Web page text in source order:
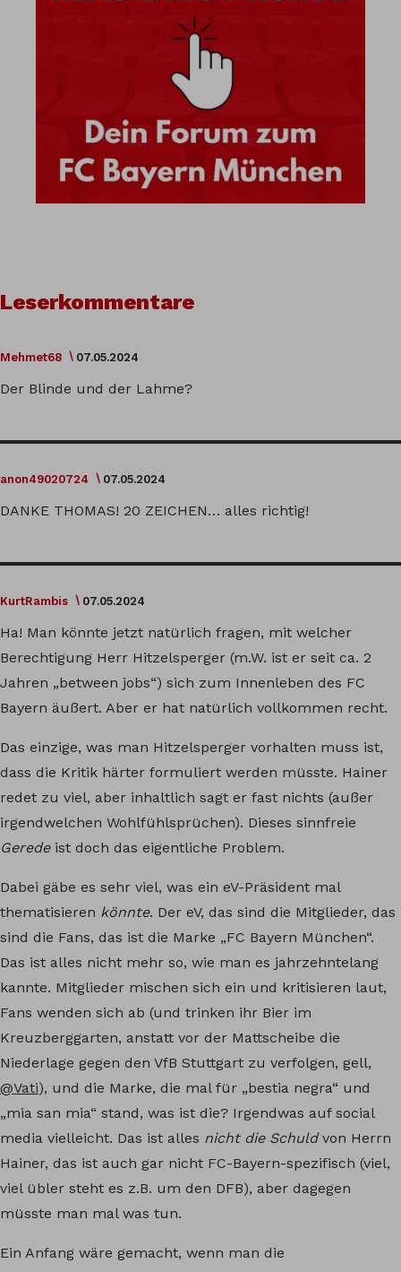
Leserkommentare
Mehmet68 07.05.2024
Der Blinde und der Lahme?
anon49020724 07.05.2024
DANKE THOMAS! 20 ZEICHEN… alles richtig!
KurtRambis 07.05.2024
Ha! Man könnte jetzt natürlich fragen, mit welcher
Berechtigung Herr Hitzelsperger (m.W. ist er seit ca. 2
Jahren „between jobs“) sich zum Innenleben des FC
Bayern äußert. Aber er hat natürlich vollkommen recht.
Das einzige, was man Hitzelsperger vorhalten muss ist,
dass die Kritik härter formuliert werden müsste. Hainer
redet zu viel, aber inhaltlich sagt er fast nichts (außer
irgendwelchen Wohlfühlsprüchen). Dieses sinnfreie
Geredeist doch das eigentliche Problem.
Dabei gäbe es sehr viel, was ein eV-Präsident mal
thematisieren könnte. Der eV, das sind die Mitglieder, das
sind die Fans, das ist die Marke „FC Bayern München“.
Das ist alles nicht mehr so, wie man es jahrzehntelang
kannte. Mitglieder mischen sich ein und kritisieren laut,
Fans wenden sich ab (und trinken ihr Bier im
Kreuzberggarten, anstatt vor der Mattscheibe die
Niederlage gegen den VfB Stuttgart zu verfolgen, gell,
@Vati), und die Marke, die mal für „bestia negra“ und
„mia san mia“ stand, was ist die? Irgendwas auf social
media vielleicht. Das ist alles nicht die Schuldvon Herrn
Hainer, das ist auch gar nicht FC-Bayern-spezifisch (viel,
viel übler steht es z.B. um den DFB), aber dagegen
müsste man mal was tun.
Ein Anfang wäre gemacht, wenn man die